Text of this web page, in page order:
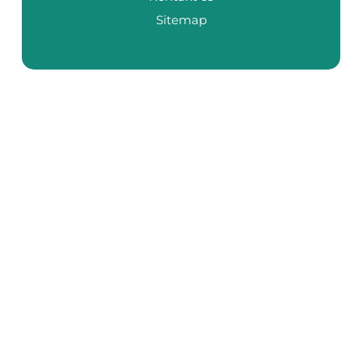
Sitemap